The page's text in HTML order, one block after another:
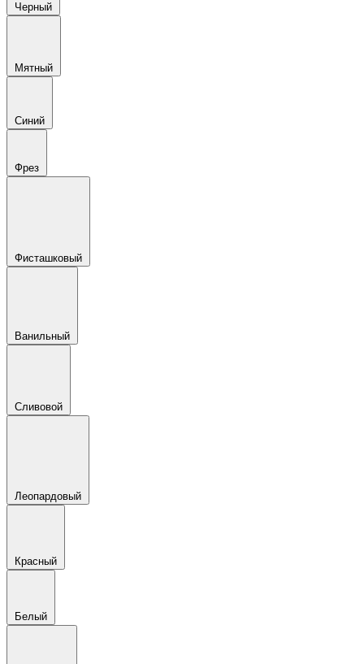
Черный
Мятный
Синий
Фрез
Фисташковый
Ванильный
Сливовой
Леопардовый
Красный
Белый